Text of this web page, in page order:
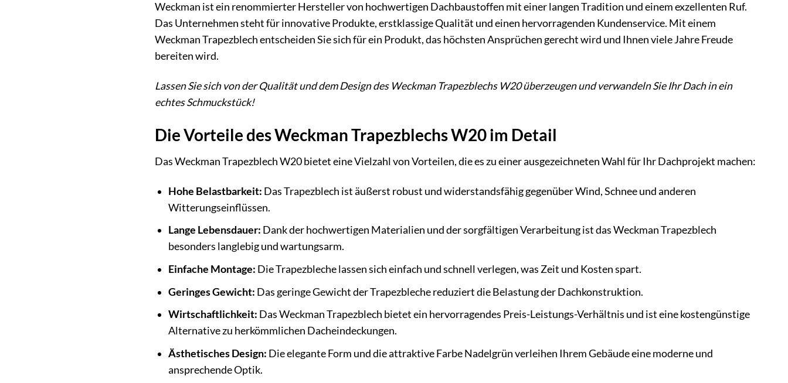
Weckman ist ein renommierter Hersteller von hochwertigen Dachbaustoffen mit einer langen Tradition und einem exzellenten Ruf.
Das Unternehmen steht für innovative Produkte, erstklassige Qualität und einen hervorragenden Kundenservice. Mit einem
Weckman Trapezblech entscheiden Sie sich für ein Produkt, das höchsten Ansprüchen gerecht wird und Ihnen viele Jahre Freude
bereiten wird.
Lassen Sie sich von der Qualität und dem Design des Weckman Trapezblechs W20 überzeugen und verwandeln Sie Ihr Dach in ein
echtes Schmuckstück!
Die Vorteile des Weckman Trapezblechs W20 im Detail
Das Weckman Trapezblech W20 bietet eine Vielzahl von Vorteilen, die es zu einer ausgezeichneten Wahl für Ihr Dachprojekt machen:
Hohe Belastbarkeit: Das Trapezblech ist äußerst robust und widerstandsfähig gegenüber Wind, Schnee und anderen
Witterungseinflüssen.
Lange Lebensdauer: Dank der hochwertigen Materialien und der sorgfältigen Verarbeitung ist das Weckman Trapezblech
besonders langlebig und wartungsarm.
Einfache Montage: Die Trapezbleche lassen sich einfach und schnell verlegen, was Zeit und Kosten spart.
Geringes Gewicht: Das geringe Gewicht der Trapezbleche reduziert die Belastung der Dachkonstruktion.
Wirtschaftlichkeit: Das Weckman Trapezblech bietet ein hervorragendes Preis-Leistungs-Verhältnis und ist eine kostengünstige
Alternative zu herkömmlichen Dacheindeckungen.
Ästhetisches Design: Die elegante Form und die attraktive Farbe Nadelgrün verleihen Ihrem Gebäude eine moderne und
ansprechende Optik.